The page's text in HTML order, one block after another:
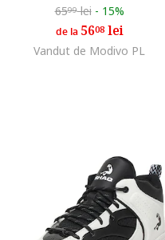
6599lei - 15%
de la 5608lei
Vandut de Modivo PL